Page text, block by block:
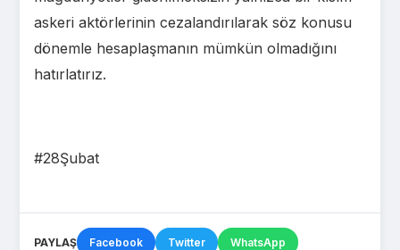
askeri aktörlerinin cezalandırılarak söz konusu
dönemle hesaplaşmanın mümkün olmadığını
hatırlatırız.
#28Şubat
PAYLAŞ Facebook Twitter WhatsApp